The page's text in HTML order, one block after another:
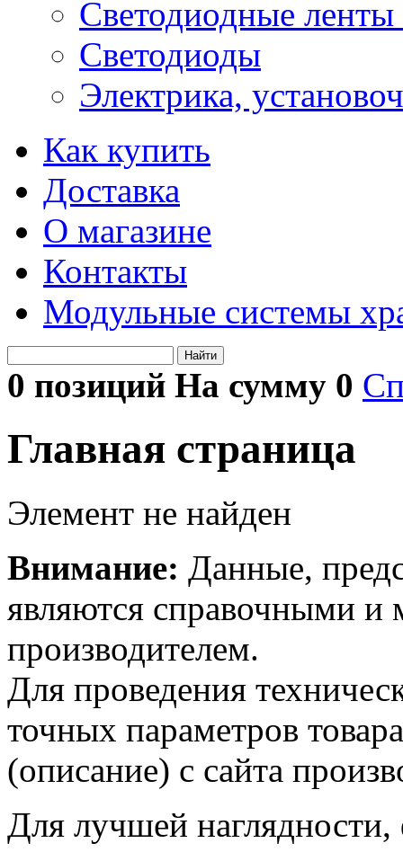
Светодиодные
Светодиоды
Электрика,
Как купить
Доставка
О магазине
Контакты
Модульные системы
Найти
0 позиций На сумму 0
Главная страница
Элемент не найден
Внимание: Данные,
являются справочными и
производителем.
Для проведения
точных параметров
(описание) с сайта
Для лучшей наглядности,